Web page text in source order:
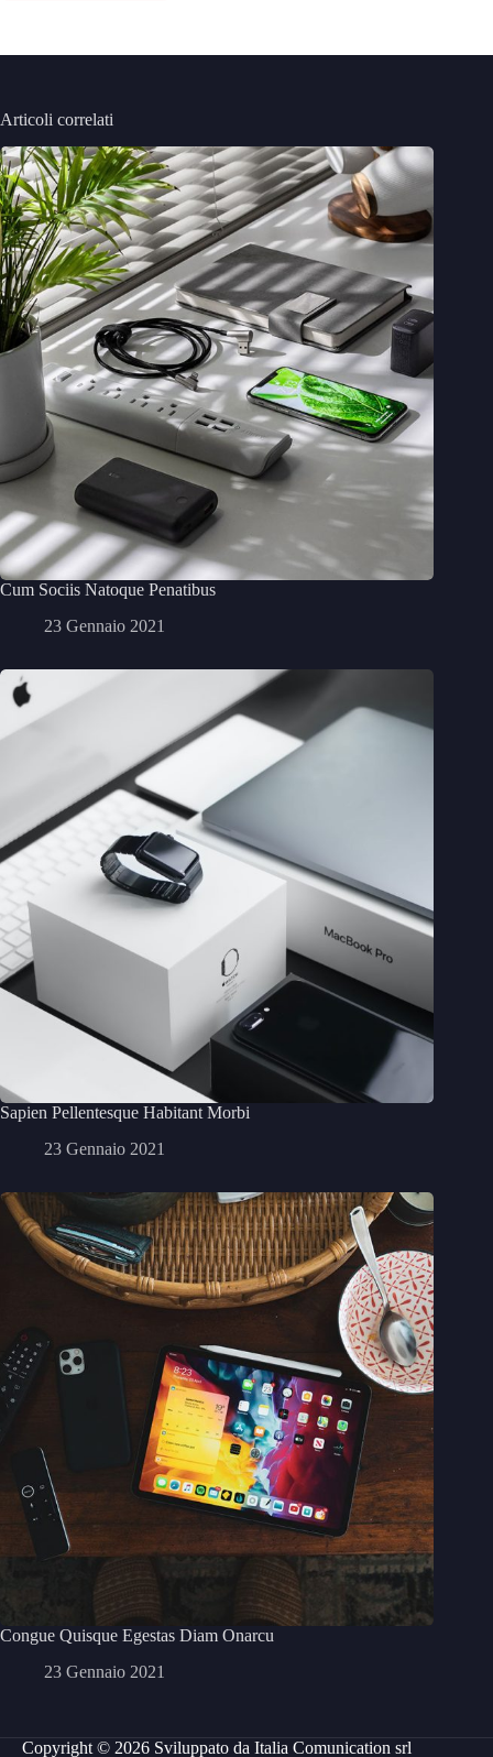
Articoli correlati
Cum Sociis Natoque Penatibus
23 Gennaio 2021
Sapien Pellentesque Habitant Morbi
23 Gennaio 2021
Congue Quisque Egestas Diam Onarcu
23 Gennaio 2021
Copyright © 2026 Sviluppato daItalia Comunication srl